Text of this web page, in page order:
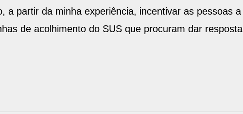
a partir da minha experiência, incentivar as pessoas
de acolhimento do SUS que procuram dar